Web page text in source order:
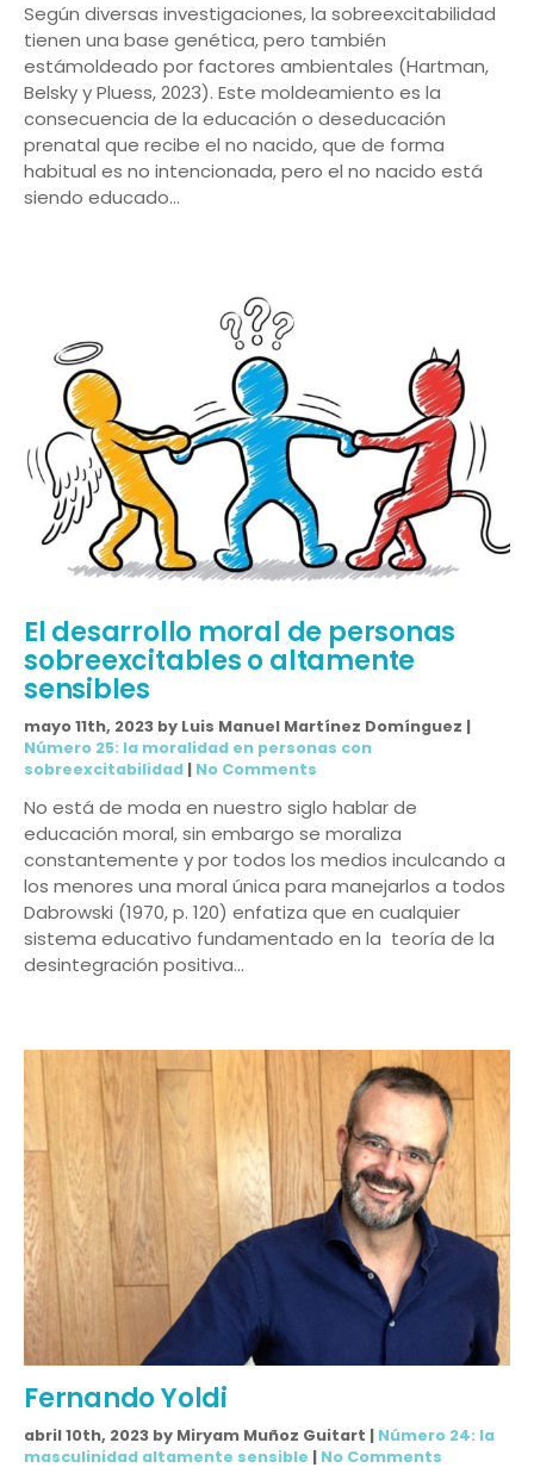
Según diversas investigaciones, la sobreexcitabilidad
tienen una base genética, pero también
estámoldeado por factores ambientales (Hartman,
Belsky y Pluess, 2023). Este moldeamiento es la
consecuencia de la educación o deseducación
prenatal que recibe el no nacido, que de forma
habitual es no intencionada, pero el no nacido está
siendo educado…
El desarrollo moral de personas
sobreexcitables o altamente
sensibles
mayo 11th, 2023 by Luis Manuel Martínez Domínguez |
Número 25: la moralidad en personas con
sobreexcitabilidad | No Comments
No está de moda en nuestro siglo hablar de
educación moral, sin embargo se moraliza
constantemente y por todos los medios inculcando a
los menores una moral única para manejarlos a todos
Dabrowski (1970, p. 120) enfatiza que en cualquier
sistema educativo fundamentado en la teoría de la
desintegración positiva…
Fernando Yoldi
abril 10th, 2023 by Miryam Muñoz Guitart | Número 24: la
masculinidad altamente sensible | No Comments